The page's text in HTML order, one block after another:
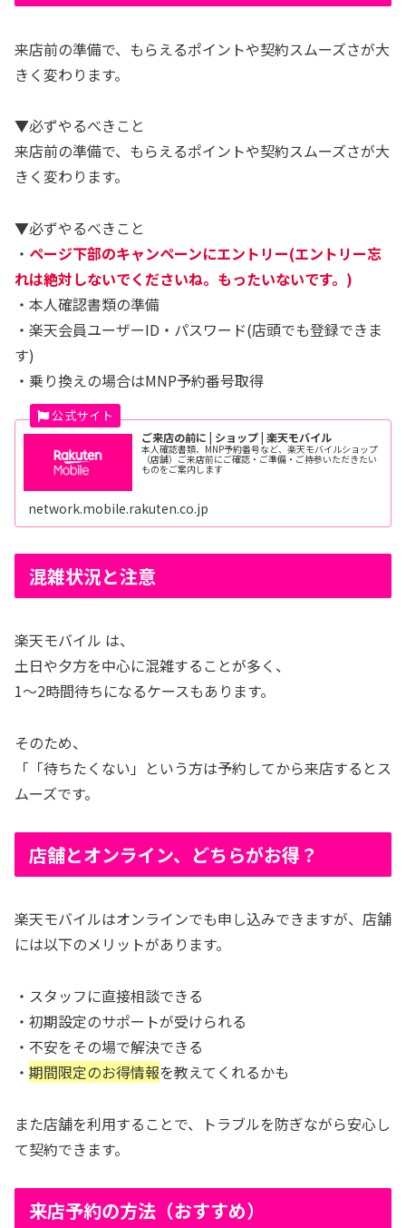
来店前の準備で、もらえるポイントや契約スムーズさが大
きく変わります。
▼必ずやるべきこと
来店前の準備で、もらえるポイントや契約スムーズさが大
きく変わります。
▼必ずやるべきこと
・ ページ下部のキャンペーンにエントリー(エントリー忘
れは絶対しないでくださいね。もったいないです。)
・本人確認書類の準備
・楽天会員ユーザーID・パスワード(店頭でも登録できま
す)
・乗り換えの場合はMNP予約番号取得
ご来店の前に | ショップ | 楽天モバイル
本人確認書類、MNP予約番号など、楽天モバイルショップ
（店舗）ご来店前にご確認・ご準備・ご持参いただきたい
ものをご案内します
network.mobile.rakuten.co.jp
混雑状況と注意
楽天モバイル は、
土日や夕方を中心に混雑することが多く、
1〜2時間待ちになるケースもあります。
そのため、
「「待ちたくない」という方は予約してから来店するとス
ムーズです。
店舗とオンライン、どちらがお得？
楽天モバイルはオンラインでも申し込みできますが、店舗
には以下のメリットがあります。
・スタッフに直接相談できる
・初期設定のサポートが受けられる
・不安をその場で解決できる
・ 期間限定のお得情報を教えてくれるかも
また店舗を利用することで、トラブルを防ぎながら安心し
て契約できます。
来店予約の方法（おすすめ）